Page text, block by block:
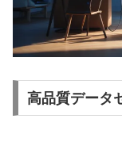
高品質データ